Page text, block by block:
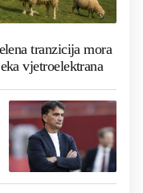
tranzicija mora
vjetroelektrana